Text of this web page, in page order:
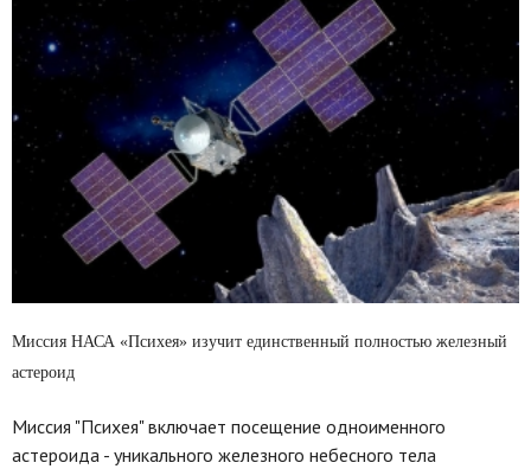
Миссия НАСА «Психея» изучит единственный полностью железный
астероид
Миссия "Психея" включает посещение одноименного
астероида - уникального железного небесного тела